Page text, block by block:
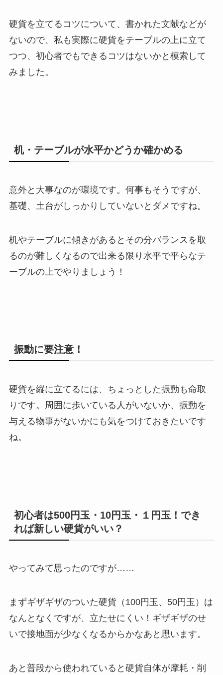
硬貨を立てるコツについて、書かれた文献などが
ないので、私も実際に硬貨をテーブルの上に立て
つつ、初心者でもできるコツはないかと模索して
みました。
机・テーブルが水平かどうか確かめる
意外と大事なのが環境です。何事もそうですが、
基礎、土台がしっかりしていないとダメですね。
机やテーブルに傾きがあるとその分バランスを取
るのが難しくなるので出来る限り水平で平らなテ
ーブルの上でやりましょう！
振動に要注意！
硬貨を縦に立てるには、ちょっとした振動も命取
りです。周囲に歩いている人がいないか、振動を
与える物事がないかにも気をつけておきたいです
ね。
初心者は500円玉・10円玉・１円玉！でき
れば新しい硬貨がいい？
やってみて思ったのですが……
まずギザギザのついた硬貨（100円玉、50円玉）は
なんとなくですが、立たせにくい！ギザギザのせ
いで接地面が少なくなるからかなあと思います。
あと普段から使われていると硬貨自体が摩耗・削